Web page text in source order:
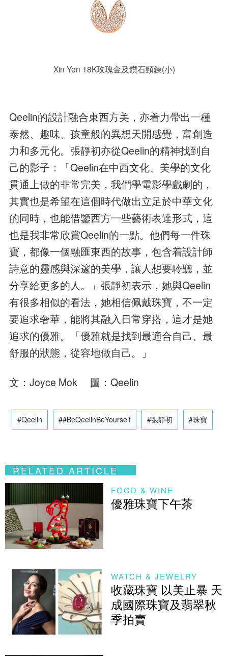
Xin Yen 18K玫瑰金及鑽石頸鍊(小)
Qeelin的設計融合東西方美，亦着力帶出一種
泰然、趣味、孩童般的異想天開感覺，富創造
力和多元化。張靜初亦從Qeelin的精神找到自
己的影子：「Qeelin在中西文化、美學的文化
貫通上做的非常完美，我們學電影學戲劇的，
其實也是希望在這個時代做出立足於中華文化
的同時，也能借鑒西方一些藝術表達形式，這
也是我非常欣賞Qeelin的一點。他們每一件珠
寶，都像一個融匯東西的故事，包含着設計師
詩意的靈感與深邃的美學，讓人想要聆聽，並
分享給更多的人。」張靜初表示，她與Qeelin
有很多相似的看法，她相信佩戴珠寶，不一定
要追求奢華，能將其融入日常穿搭，這才是她
追求的優雅。「優雅就是找到最適合自己、最
舒服的狀態，從容地做自己。」
文：Joyce Mok 圖：Qeelin
#Qeelin ##BeQeelinBeYourself #張靜初 #珠寶
RELATED ARTICLE
FOOD & WINE
優雅珠寶下午茶
WATCH & JEWELRY
收藏珠寶 以美止暴 天
成國際珠寶及翡翠秋
季拍賣